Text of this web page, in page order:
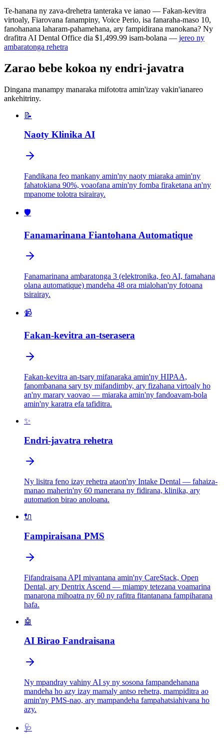
Te-hanana ny zava-drehetra tanteraka ve ianao — Fakan-kevitra
virtoaly, Fiarovana fanampiny, Voice Perio, isa fanaraha-maso 10,
fanohanana laharam-pahamehana, ary fampidirana manokana? Ny
drafitra AI Dental Office dia $1,499.99 isam-bolana — jereo ny
ambaratonga rehetra
Zarao bebe kokoa ny endri-javatra
Dingana manampy manaraka mifototra amin'izay vakin'ianareo
ankehitriny.
📝
Naoty Klinika AI
Fandikana feo mankany amin'ny naoty miaraka amin'ny
fahatokiana 90%, voaofana amin'ny fomba firaketana an'ny
mpanome tolotra tsirairay.
🛡️
Fanamarinana Fiantohana Automatique
Fanamarinana ambaratonga 3 (elektronika, feo AI, famahana
olana automatique) mandeha 48 ora mialohan'ny fotoana
tsirairay.
📹
Fakan-kevitra an-tserasera
Fakan-kevitra an-tsary mifanaraka amin'ny HIPAA,
fanombanana sary tsy mifandimby, ary fizahana virtoaly ho
an'ny marary vaovao — miaraka amin'ny fandoavam-bola
amin'ny karatra efa tafiditra.
✨
Endri-javatra rehetra
Ny lisitra feno izay rehetra ataon'ny Intake Dental — fahaiza-
manao maherin'ny 60 manerana ny fidirana, klinika, ary
automation birao anoloana.
🔌
Fampiraisana PMS
Fifandraisana API mivantana amin'ny CareStack, Open
Dental, ary Dentrix Ascend — miampy tetezana voamarina
manarona mihoatra ny 60 ny rafitra fitantanana fampiharana
hafa.
🤖
AI Birao Fandraisana
Ny mpandray vahiny AI sy ny sosona fampandehanana
mandeha ho azy izay mamaly antso rehetra, mampiditra ao
amin'ny PMS-nao, ary mampandeha fampahatsiahivana ho
azy.
🩺